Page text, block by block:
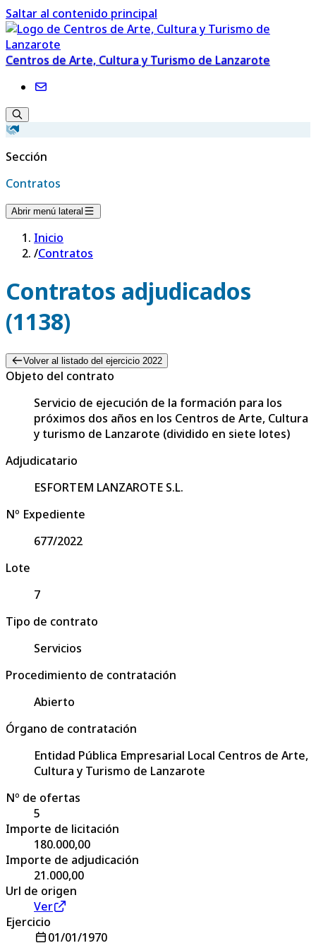
Saltar al contenido principal
Centros de Arte, Cultura y Turismo de Lanzarote
Sección
Contratos
Abrir menú lateral
Inicio
/Contratos
Contratos adjudicados
(1138)
Volver al listado del ejercicio 2022
Objeto del contrato
Servicio de ejecución de la formación para los
próximos dos años en los Centros de Arte, Cultura
y turismo de Lanzarote (dividido en siete lotes)
Adjudicatario
ESFORTEM LANZAROTE S.L.
Nº Expediente
677/2022
Lote
7
Tipo de contrato
Servicios
Procedimiento de contratación
Abierto
Órgano de contratación
Entidad Pública Empresarial Local Centros de Arte,
Cultura y Turismo de Lanzarote
Nº de ofertas
5
Importe de licitación
180.000,00
Importe de adjudicación
21.000,00
Url de origen
Ver
Ejercicio
01/01/1970